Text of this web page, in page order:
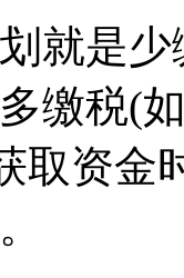
是少
缴税(
取资金